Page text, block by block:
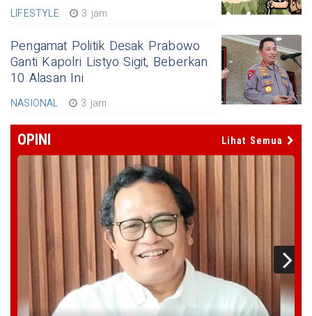
LIFESTYLE 3 jam
Pengamat Politik Desak Prabowo
Ganti Kapolri Listyo Sigit, Beberkan
10 Alasan Ini
NASIONAL 3 jam
OPINI Lihat Semua